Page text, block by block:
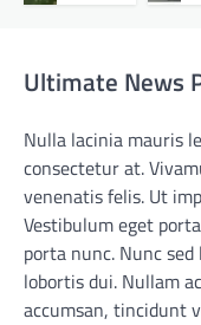
Ultimate News
Nulla lacinia mauris
consectetur at.
venenatis felis. Ut
Vestibulum eget
porta nunc. Nunc
lobortis dui. Nullam
accumsan, tincidunt